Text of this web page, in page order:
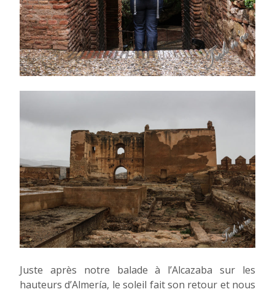
Juste après notre balade à l’Alcazaba sur les
hauteurs d’Almería, le soleil fait son retour et nous